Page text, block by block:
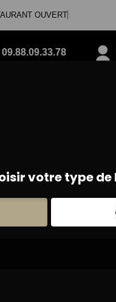
09.88.09.33.78
FRAÎCHE